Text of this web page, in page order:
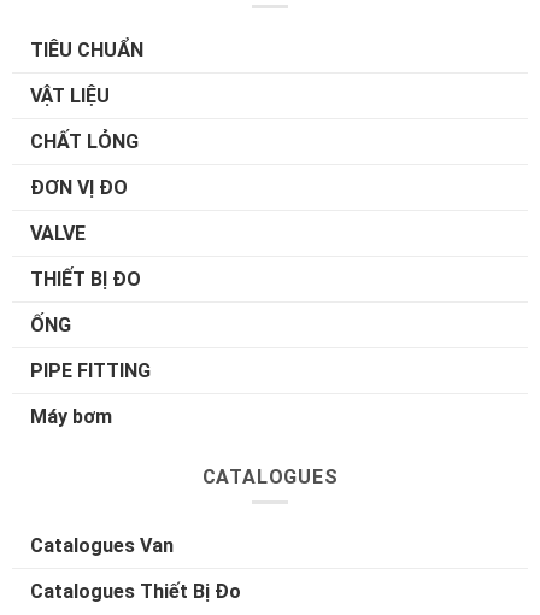
TIÊU CHUẨN
VẬT LIỆU
CHẤT LỎNG
ĐƠN VỊ ĐO
VALVE
THIẾT BỊ ĐO
ỐNG
PIPE FITTING
Máy bơm
CATALOGUES
Catalogues Van
Catalogues Thiết Bị Đo